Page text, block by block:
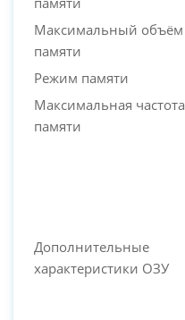
Максимальный объём
памяти
Режим памяти
Максимальная частота
памяти
Дополнительные
характеристики ОЗУ